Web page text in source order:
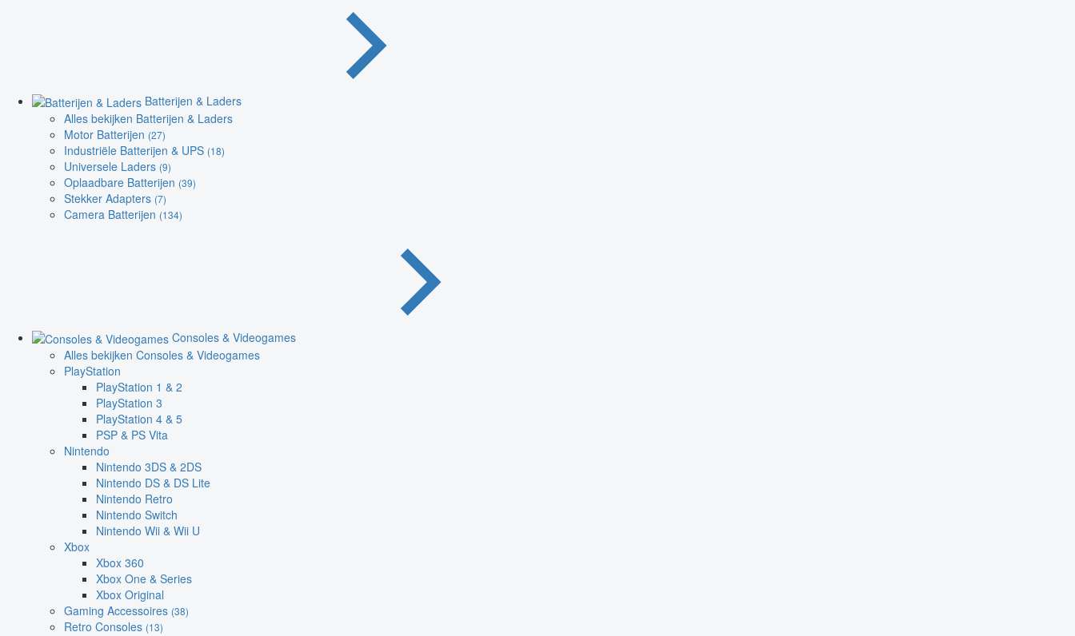
Batterijen & Laders
Alles bekijken Batterijen & Laders
Motor Batterijen (27)
Industriële Batterijen & UPS (18)
Universele Laders (9)
Oplaadbare Batterijen (39)
Stekker Adapters (7)
Camera Batterijen (134)
Consoles & Videogames
Alles bekijken Consoles & Videogames
PlayStation
PlayStation 1 & 2
PlayStation 3
PlayStation 4 & 5
PSP & PS Vita
Nintendo
Nintendo 3DS & 2DS
Nintendo DS & DS Lite
Nintendo Retro
Nintendo Switch
Nintendo Wii & Wii U
Xbox
Xbox 360
Xbox One & Series
Xbox Original
Gaming Accessoires (38)
Retro Consoles (13)